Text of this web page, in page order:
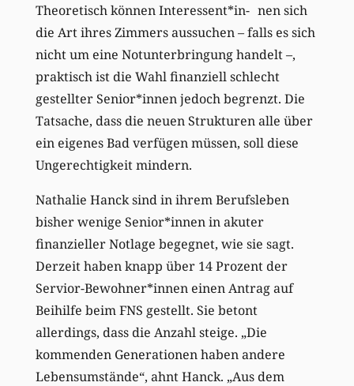
Theoretisch können Interessent*in- nen sich
die Art ihres Zimmers aussuchen – falls es sich
nicht um eine Notunterbringung handelt –,
praktisch ist die Wahl finanziell schlecht
gestellter Senior*innen jedoch begrenzt. Die
Tatsache, dass die neuen Strukturen alle über
ein eigenes Bad verfügen müssen, soll diese
Ungerechtigkeit mindern.
Nathalie Hanck sind in ihrem Berufsleben
bisher wenige Senior*innen in akuter
finanzieller Notlage begegnet, wie sie sagt.
Derzeit haben knapp über 14 Prozent der
Servior-Bewohner*innen einen Antrag auf
Beihilfe beim FNS gestellt. Sie betont
allerdings, dass die Anzahl steige. „Die
kommenden Generationen haben andere
Lebensumstände“, ahnt Hanck. „Aus dem